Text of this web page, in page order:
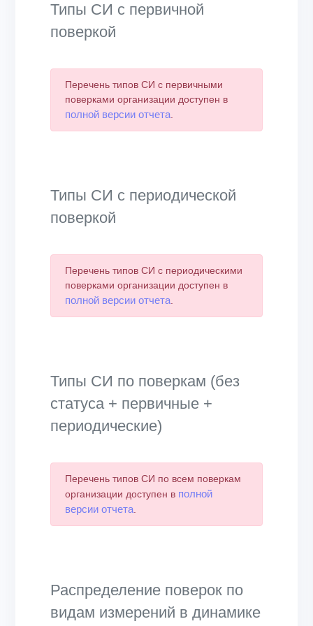
Типы СИ с первичной
поверкой
Перечень типов СИ с первичными
поверками организации доступен в
полной версии отчета.
Типы СИ с периодической
поверкой
Перечень типов СИ с периодическими
поверками организации доступен в
полной версии отчета.
Типы СИ по поверкам (без
статуса + первичные +
периодические)
Перечень типов СИ по всем поверкам
организации доступен в полной
версии отчета.
Распределение поверок по
видам измерений в динамике